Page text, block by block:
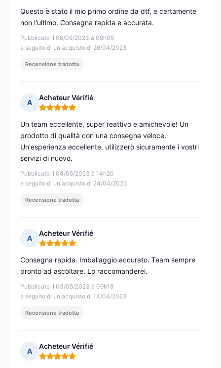
Pubblicato il 08/05/2023 à 09h05
a seguito di un acquisto di 26/04/2023
Questo è stato il mio primo ordine da dtf, e certamente
non l'ultimo. Consegna rapida e accurata.
Recensione tradotta
A
Acheteur Vérifié
Nota: 5 su 5
Pubblicato il 04/05/2023 à 14h20
a seguito di un acquisto di 24/04/2023
Un team eccellente, super reattivo e amichevole! Un
prodotto di qualità con una consegna veloce.
Un'esperienza eccellente, utilizzerò sicuramente i vostri
servizi di nuovo.
Recensione tradotta
A
Acheteur Vérifié
Nota: 5 su 5
Pubblicato il 03/05/2023 à 09h18
a seguito di un acquisto di 14/04/2023
Consegna rapida. Imballaggio accurato. Team sempre
pronto ad ascoltare. Lo raccomanderei.
Recensione tradotta
A
Acheteur Vérifié
Nota: 5 su 5